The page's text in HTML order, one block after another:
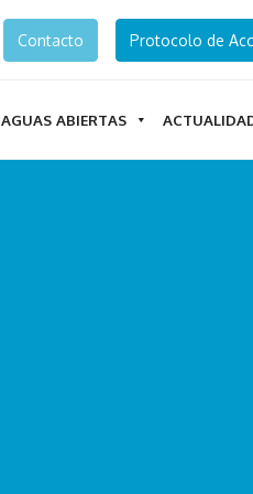
Contacto Protocolo de
AGUAS ABIERTAS